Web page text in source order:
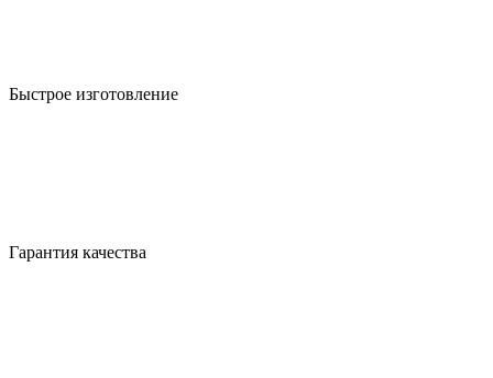
Быстрое изготовление
Гарантия качества